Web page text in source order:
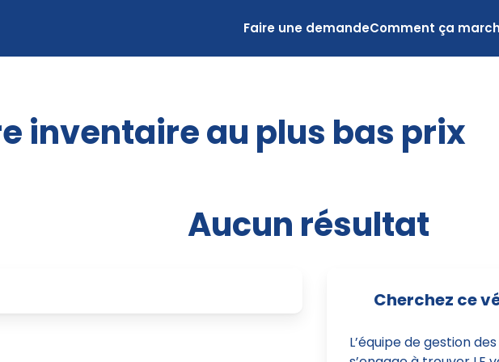
Faire une demandeComment ça
inventaire au plus bas prix
Aucun résultat
Cherchez ce
L’équipe de gestion